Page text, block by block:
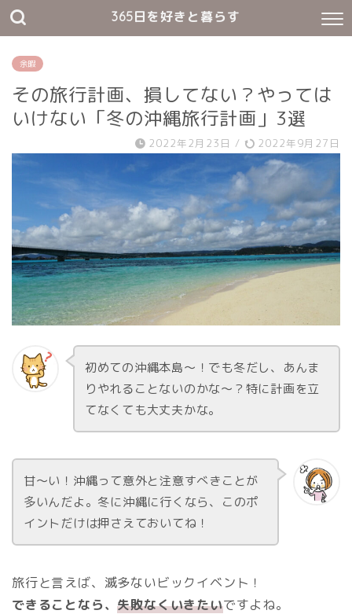
365日を好きと暮らす
余暇
その旅行計画、損してない？やっては
いけない「冬の沖縄旅行計画」3選
2022年2月23日 / 2022年9月27日
初めての沖縄本島～！でも冬だし、あんま
りやれることないのかな～？特に計画を立
てなくても大丈夫かな。
甘～い！沖縄って意外と注意すべきことが
多いんだよ。冬に沖縄に行くなら、このポ
イントだけは押さえておいてね！
旅行と言えば、滅多ないビックイベント！
できることなら、失敗なくいきたいですよね。